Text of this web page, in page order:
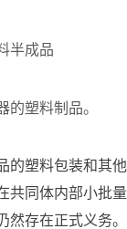
半成品
塑料制品。
的塑料包装和其
共同体内部小批
存在正式义务。